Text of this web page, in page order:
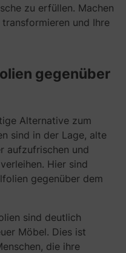
zu erfüllen. Machen
und Ihre
gegenüber
Alternative zum
sind in der Lage, alte
aufzufrischen und
Hier sind
gegenüber dem
sind deutlich
Möbel. Dies ist
die ihre